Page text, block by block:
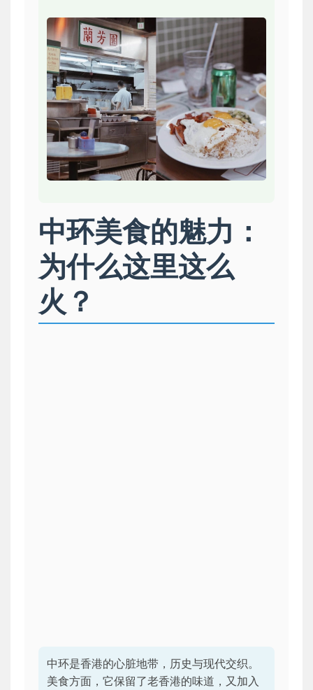
中环美食的魅力：
为什么这里这么
火？
中环是香港的心脏地带，历史与现代交织。
美食方面，它保留了老香港的味道，又加入